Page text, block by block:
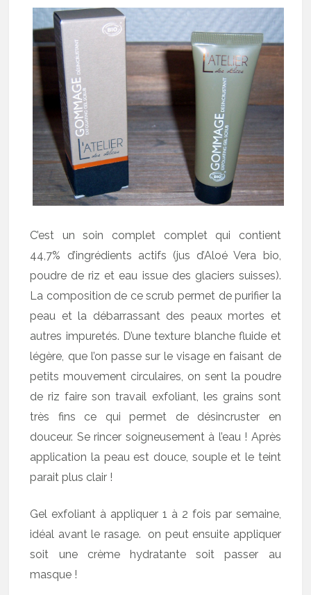
C’est un soin complet complet qui contient
44,7% d’ingrédients actifs (jus d’Aloé Vera bio,
poudre de riz et eau issue des glaciers suisses).
La composition de ce scrub permet de purifier la
peau et la débarrassant des peaux mortes et
autres impuretés. D’une texture blanche fluide et
légère, que l’on passe sur le visage en faisant de
petits mouvement circulaires, on sent la poudre
de riz faire son travail exfoliant, les grains sont
très fins ce qui permet de désincruster en
douceur. Se rincer soigneusement à l’eau ! Après
application la peau est douce, souple et le teint
parait plus clair !
Gel exfoliant à appliquer 1 à 2 fois par semaine,
idéal avant le rasage. on peut ensuite appliquer
soit une crème hydratante soit passer au
masque !